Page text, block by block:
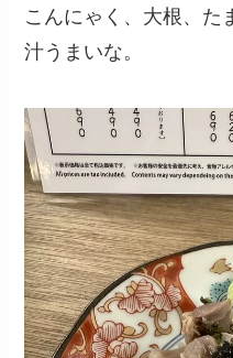
こんにゃく、大根、た
汁うまいな。